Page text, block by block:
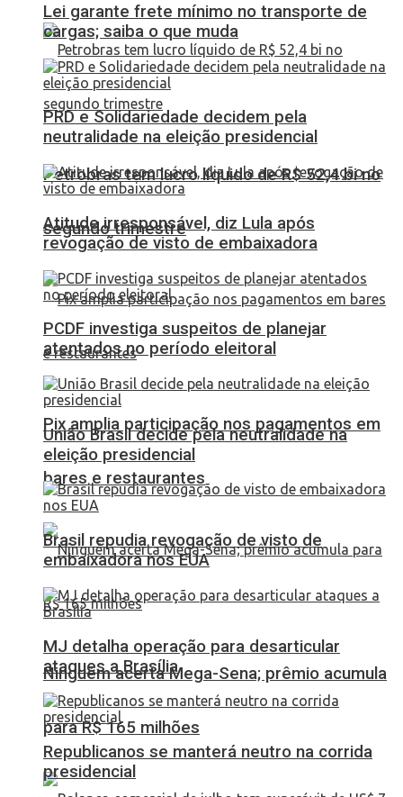
Petrobras tem lucro líquido de R$ 52,4 bi no
segundo trimestre
Pix amplia participação nos pagamentos em
bares e restaurantes
Ninguém acerta Mega-Sena; prêmio acumula
para R$ 165 milhões
Lei garante frete mínimo no transporte de
cargas; saiba o que muda
PRD e Solidariedade decidem pela
neutralidade na eleição presidencial
Atitude irresponsável, diz Lula após
revogação de visto de embaixadora
PCDF investiga suspeitos de planejar
atentados no período eleitoral
União Brasil decide pela neutralidade na
eleição presidencial
Brasil repudia revogação de visto de
embaixadora nos EUA
MJ detalha operação para desarticular
ataques a Brasília
Republicanos se manterá neutro na corrida
presidencial